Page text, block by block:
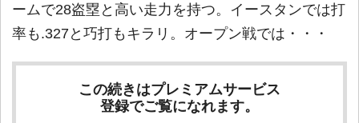
ームで28盗塁と高い走力を持つ。イースタンでは打
率も.327と巧打もキラリ。オープン戦では・・・
この続きはプレミアムサービス
登録でご覧になれます。